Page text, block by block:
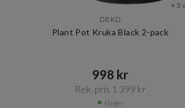
+ 3
DBKD
Plant Pot Kruka Black 2-pack
998 kr​​
Rek. pris 1 399 kr​​
I lager